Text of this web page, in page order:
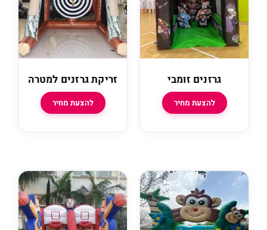
זומבי
להצעת מחיר
זריקת גרזנים למטרה
להצעת מחיר